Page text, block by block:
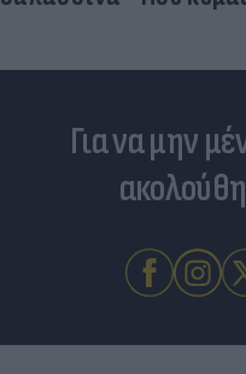
Για να μην